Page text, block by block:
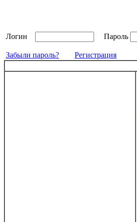
Логин Пароль
Забыли пароль? Регистрация